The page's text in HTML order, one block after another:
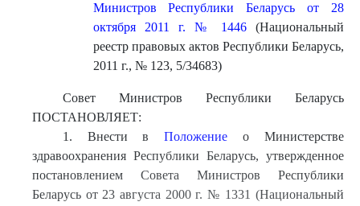
Министров Республики Беларусь от 28
октября 2011 г. № 1446(Национальный
реестр правовых актов Республики Беларусь,
2011 г., № 123, 5/34683)
Совет Министров Республики Беларусь
ПОСТАНОВЛЯЕТ:
1. Внести вПоложение о Министерстве
здравоохранения Республики Беларусь, утвержденное
постановлением Совета Министров Республики
Беларусь от 23 августа 2000 г. № 1331 (Национальный